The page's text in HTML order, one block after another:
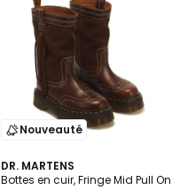
Nouveauté
DR. MARTENS
Bottes en cuir, Fringe Mid Pull On